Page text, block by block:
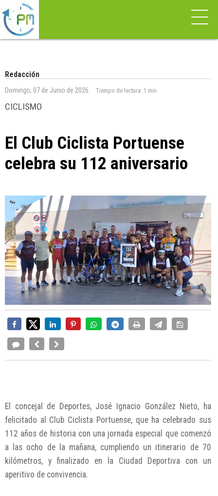
Redacción
Domingo, 07 de Junio de 2026 Tiempo de lectura: 1 min
CICLISMO
El Club Ciclista Portuense
celebra su 112 aniversario
El concejal de Deportes, José Ignacio González Nieto, ha
felicitado al Club Ciclista Portuense, que ha celebrado sus
112 años de historia con una jornada especial que comenzó
a las ocho de la mañana, cumpliendo un itinerario de 70
kilómetros, y finalizado en la Ciudad Deportiva con un
aperitivo de convivencia.